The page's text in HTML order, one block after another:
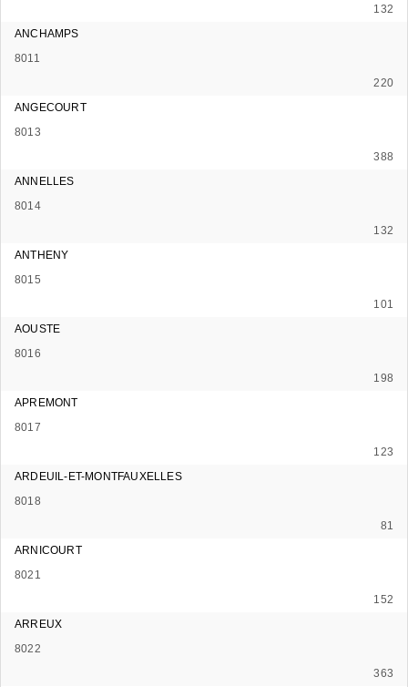
132
ANCHAMPS
8011
220
ANGECOURT
8013
388
ANNELLES
8014
132
ANTHENY
8015
101
AOUSTE
8016
198
APREMONT
8017
123
ARDEUIL-ET-MONTFAUXELLES
8018
81
ARNICOURT
8021
152
ARREUX
8022
363